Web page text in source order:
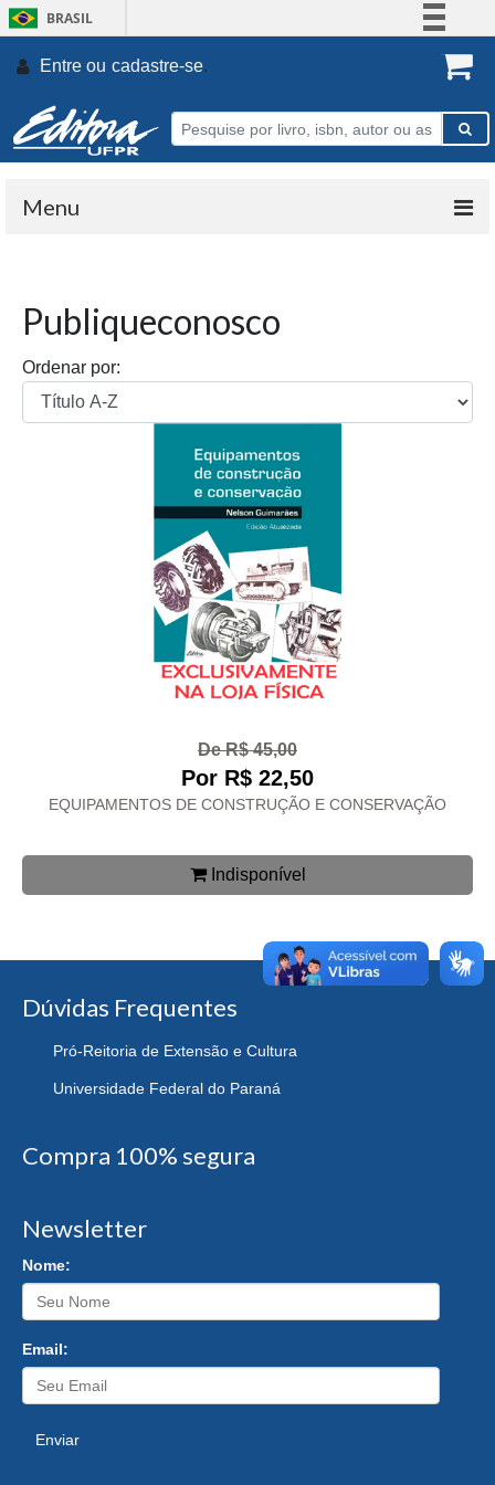
BRASIL
Participe
Entre ou cadastre-se.
Menu
Publiqueconosco
Ordenar por:
De R$ 45,00
Por R$ 22,50
EQUIPAMENTOS DE CONSTRUÇÃO E CONSERVAÇÃO
Indisponível
Dúvidas Frequentes
Pró-Reitoria de Extensão e Cultura
Universidade Federal do Paraná
Compra 100% segura
Newsletter
Nome:
Email:
Enviar